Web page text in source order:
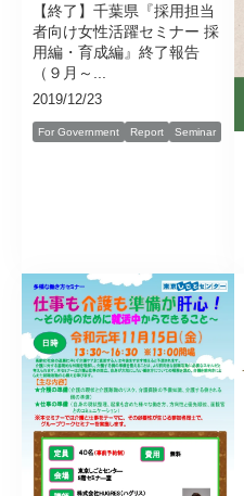
【終了】千葉県『採用担当
者向け女性活躍セミナー 採
用編・育成編』終了報告
（９月～...
2019/12/23
For Government Report Seminar